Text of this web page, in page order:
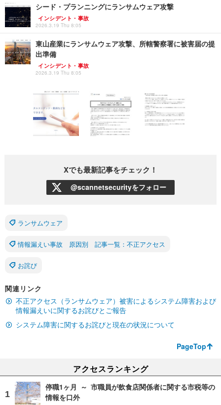
シード・プランニングにランサムウェア攻撃
インシデント・事故
2026.3.19 Thu 8:05
東山産業にランサムウェア攻撃、所轄警察署に被害届の提
出準備
インシデント・事故
2026.3.19 Thu 8:05
Xでも最新記事をチェック！
@scannetsecurityをフォロー
ランサムウェア
情報漏えい事故 原因別 記事一覧：不正アクセス
お詫び
関連リンク
不正アクセス（ランサムウェア）被害によるシステム障害および
情報漏えいに関するお詫びとご報告
システム障害に関するお詫びと現在の状況について
PageTop
アクセスランキング
停職1ヶ月 ～ 市職員が飲食店関係者に関する市税等の
情報を口外